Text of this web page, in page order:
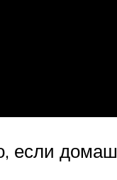
если